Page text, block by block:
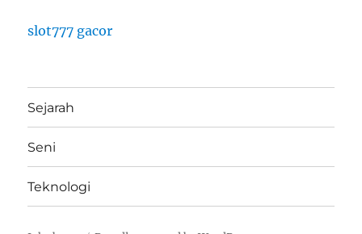
slot777 gacor
Sejarah
Seni
Teknologi